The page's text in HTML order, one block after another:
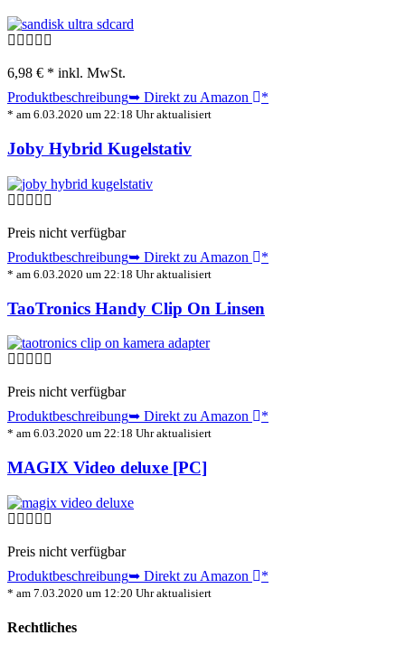
6,98 € * inkl. MwSt.
Produktbeschreibung➥ Direkt zu Amazon *
* am 6.03.2020 um 22:18 Uhr aktualisiert
Joby Hybrid Kugelstativ
Preis nicht verfügbar
Produktbeschreibung➥ Direkt zu Amazon *
* am 6.03.2020 um 22:18 Uhr aktualisiert
TaoTronics Handy Clip On Linsen
Preis nicht verfügbar
Produktbeschreibung➥ Direkt zu Amazon *
* am 6.03.2020 um 22:18 Uhr aktualisiert
MAGIX Video deluxe [PC]
Preis nicht verfügbar
Produktbeschreibung➥ Direkt zu Amazon *
* am 7.03.2020 um 12:20 Uhr aktualisiert
Rechtliches